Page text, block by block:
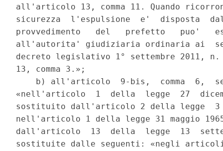
all'articolo 13, comma 11. Quando
sicurezza  l'espulsione  e'  disposta
provvedimento   del   prefetto   puo'
all'autorita' giudiziaria ordinaria ai
decreto legislativo 1° settembre 2011,
13, comma 3.»;
b) all'articolo  9-bis,  comma  6,
«nell'articolo  1  della  legge  27
sostituito dall'articolo 2 della legge  3
nell'articolo 1 della legge 31 maggio
dall'articolo  13  della  legge  13
sostituite dalle seguenti: «negli